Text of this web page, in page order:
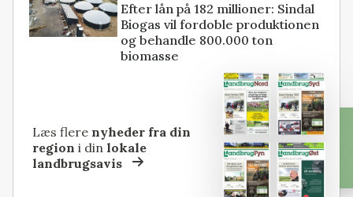
Efter lån på 182 millioner: Sindal
Biogas vil fordoble produktionen
og behandle 800.000 ton
biomasse
Læs flere nyheder fra din
region i dinlokale
landbrugsavis